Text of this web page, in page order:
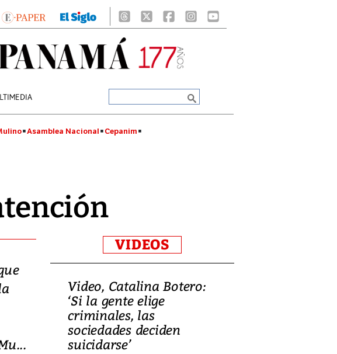
Asamblea Nacional Cepanim
VIDEOS
Video, Catalina Botero:
‘Si la gente elige
criminales, las
sociedades deciden
suicidarse’